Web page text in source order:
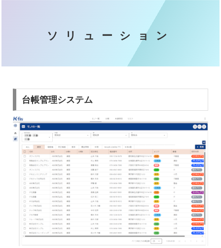
ソリューション
台帳管理システム